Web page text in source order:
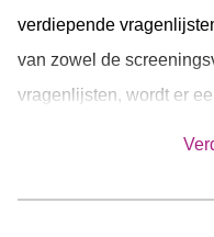
verdiepende
van zowel de
vragenlijsten, wordt er